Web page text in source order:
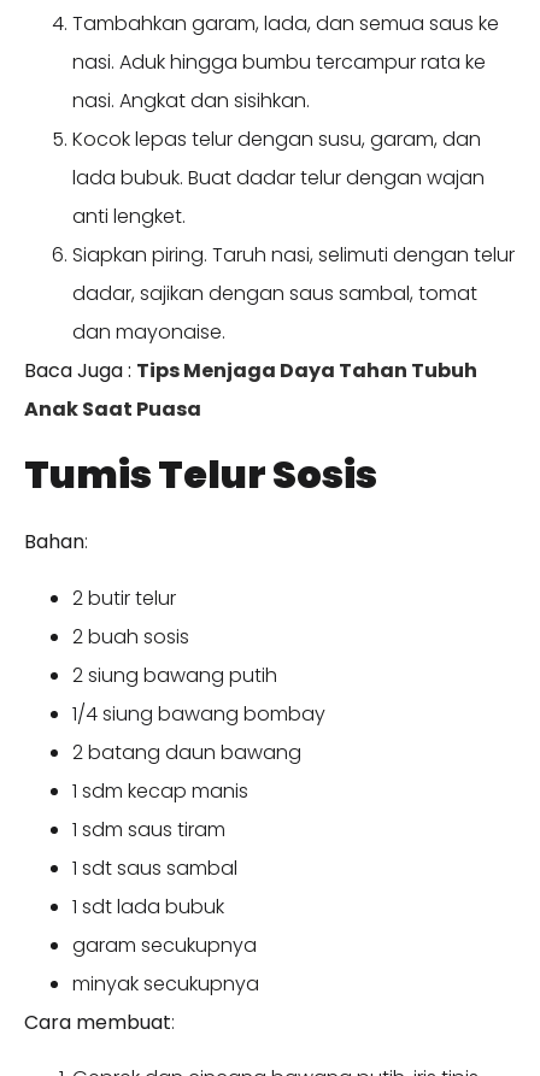
Tambahkan garam, lada, dan semua saus ke
nasi. Aduk hingga bumbu tercampur rata ke
nasi. Angkat dan sisihkan.
Kocok lepas telur dengan susu, garam, dan
lada bubuk. Buat dadar telur dengan wajan
anti lengket.
Siapkan piring. Taruh nasi, selimuti dengan telur
dadar, sajikan dengan saus sambal, tomat
dan mayonaise.
Baca Juga : Tips Menjaga Daya Tahan Tubuh
Anak Saat Puasa
Tumis Telur Sosis
Bahan:
2 butir telur
2 buah sosis
2 siung bawang putih
1/4 siung bawang bombay
2 batang daun bawang
1 sdm kecap manis
1 sdm saus tiram
1 sdt saus sambal
1 sdt lada bubuk
garam secukupnya
minyak secukupnya
Cara membuat: